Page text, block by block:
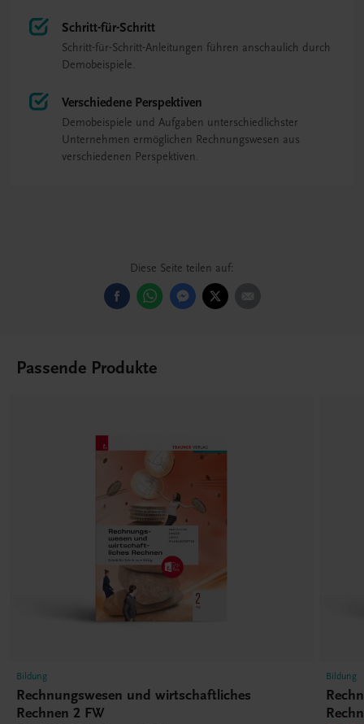
Schritt-für-Schritt
Schritt-für-Schritt-Anleitungen führen anschaulich durch
Demobeispiele.
Verschiedene Perspektiven
Demobeispiele und Aufgaben unterschiedlichster
Unternehmen ermöglichen Rechnungswesen aus
verschiedenen Perspektiven.
Diese Seite teilen auf:
Passende Produkte
Bildung
Rechnungswesen und wirtschaftliches
Rechnen 2 FW
Bildung